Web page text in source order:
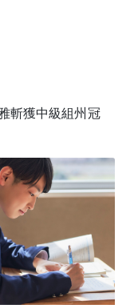
斬獲中級組州冠